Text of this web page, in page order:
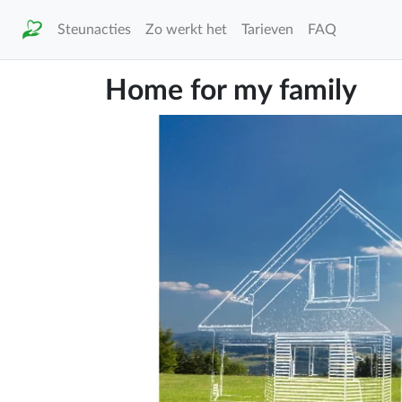
Steunacties Zo werkt het Tarieven FAQ
Home for my family